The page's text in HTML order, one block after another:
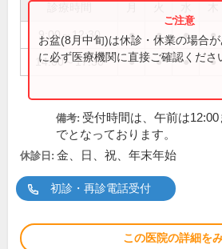
9:00～12:30 ● ● ● ●
14:00～17:30 ● ● ● ●
お盆(8月中旬)は休診・休業の場合
に必ず医療機関に直接ご確認くださ
備考: 受付時間は、午前は
でとなっております。
休診日: 金、日、祝、年末年始
初診・再診電話受付
この医院の詳細を